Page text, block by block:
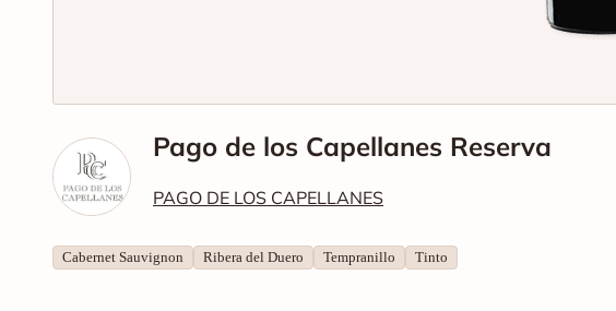
Pago de los Capellanes Reserva
PAGO DE LOS CAPELLANES
Cabernet Sauvignon Ribera del Duero Tempranillo Tinto